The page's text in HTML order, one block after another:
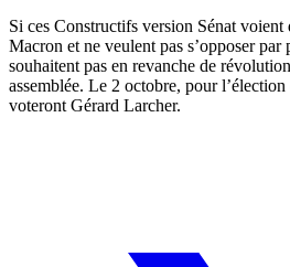
Si ces Constructifs version Sénat
Macron et ne veulent pas s’opposer
souhaitent pas en revanche de
assemblée. Le 2 octobre, pour
voteront Gérard Larcher.